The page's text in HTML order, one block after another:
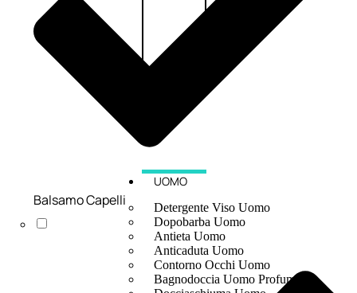
UOMO
Detergente Viso Uomo
Dopobarba Uomo
Antieta Uomo
Anticaduta Uomo
Contorno Occhi Uomo
Bagnodoccia Uomo Profumi
Balsamo Capelli